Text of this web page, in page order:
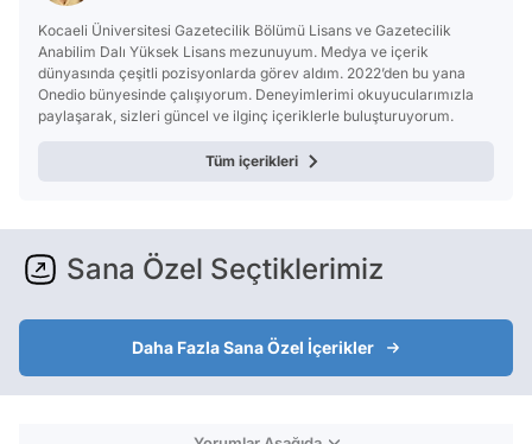
Kocaeli Üniversitesi Gazetecilik Bölümü Lisans ve Gazetecilik
Anabilim Dalı Yüksek Lisans mezunuyum. Medya ve içerik
dünyasında çeşitli pozisyonlarda görev aldım. 2022’den bu yana
Onedio bünyesinde çalışıyorum. Deneyimlerimi okuyucularımızla
paylaşarak, sizleri güncel ve ilginç içeriklerle buluşturuyorum.
Tüm içerikleri
Sana Özel Seçtiklerimiz
Daha Fazla Sana Özel İçerikler